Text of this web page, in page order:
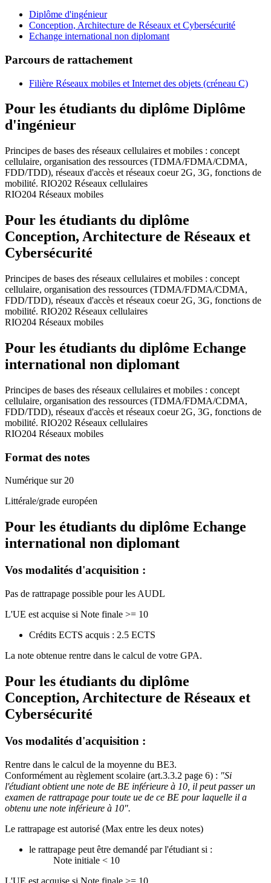
Diplôme d'ingénieur
Conception, Architecture de Réseaux et Cybersécurité
Echange international non diplomant
Parcours de rattachement
Filière Réseaux mobiles et Internet des objets (créneau C)
Pour les étudiants du diplôme Diplôme
d'ingénieur
Principes de bases des réseaux cellulaires et mobiles : concept
cellulaire, organisation des ressources (TDMA/FDMA/CDMA,
FDD/TDD), réseaux d'accès et réseaux coeur 2G, 3G, fonctions de
mobilité. RIO202 Réseaux cellulaires
RIO204 Réseaux mobiles
Pour les étudiants du diplôme
Conception, Architecture de Réseaux et
Cybersécurité
Principes de bases des réseaux cellulaires et mobiles : concept
cellulaire, organisation des ressources (TDMA/FDMA/CDMA,
FDD/TDD), réseaux d'accès et réseaux coeur 2G, 3G, fonctions de
mobilité. RIO202 Réseaux cellulaires
RIO204 Réseaux mobiles
Pour les étudiants du diplôme Echange
international non diplomant
Principes de bases des réseaux cellulaires et mobiles : concept
cellulaire, organisation des ressources (TDMA/FDMA/CDMA,
FDD/TDD), réseaux d'accès et réseaux coeur 2G, 3G, fonctions de
mobilité. RIO202 Réseaux cellulaires
RIO204 Réseaux mobiles
Format des notes
Numérique sur 20
Littérale/grade européen
Pour les étudiants du diplôme Echange
international non diplomant
Vos modalités d'acquisition :
Pas de rattrapage possible pour les AUDL
L'UE est acquise si Note finale >= 10
Crédits ECTS acquis : 2.5 ECTS
La note obtenue rentre dans le calcul de votre GPA.
Pour les étudiants du diplôme
Conception, Architecture de Réseaux et
Cybersécurité
Vos modalités d'acquisition :
Rentre dans le calcul de la moyenne du BE3.
Conformément au règlement scolaire (art.3.3.2 page 6) : "Si
l'étudiant obtient une note de BE inférieure à 10, il peut passer un
examen de rattrapage pour toute ue de ce BE pour laquelle il a
obtenu une note inférieure à 10".
Le rattrapage est autorisé (Max entre les deux notes)
le rattrapage peut être demandé par l'étudiant si :
Note initiale < 10
L'UE est acquise si Note finale >= 10